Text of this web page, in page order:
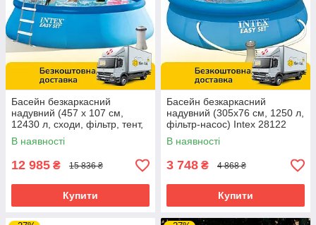
Басейн безкаркасний
надувний (457 х 107 см,
12430 л, сходи, фільтр, тент,
підстилка) Intex 26166 Синій
В наявності
12 985 ₴ 15 836 ₴
Купити
Басейн безкаркасний
надувний (305х76 см, 1250 л,
фільтр-насос) Intex 28122
Синій
В наявності
3 748 ₴ 4 868 ₴
Купити